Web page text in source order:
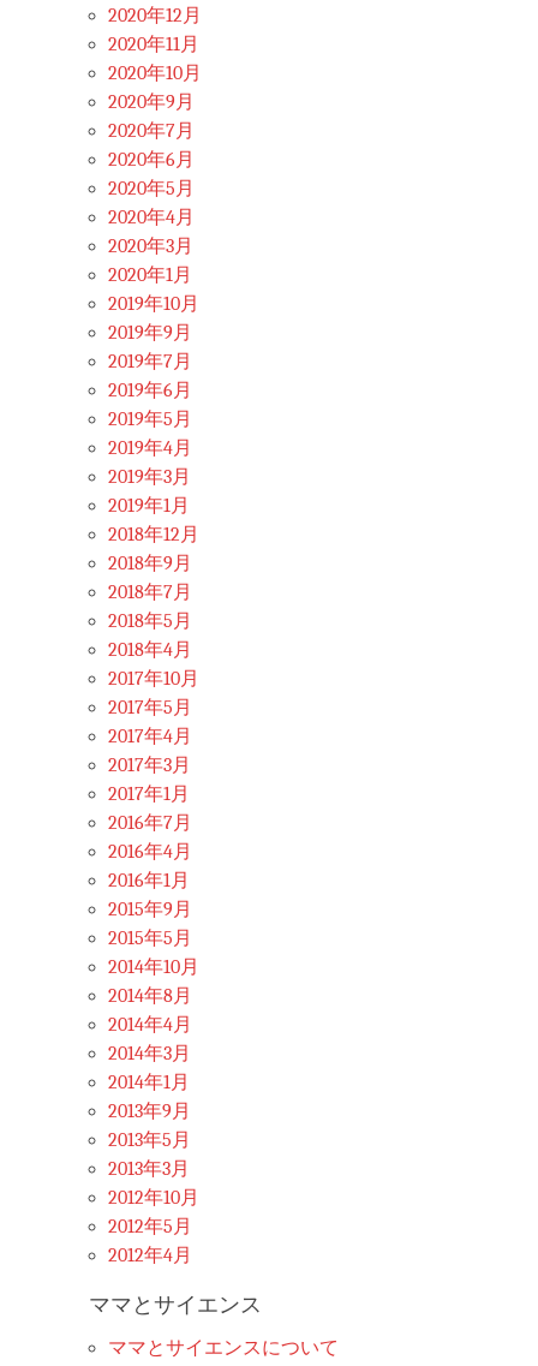
2020年12月
2020年11月
2020年10月
2020年9月
2020年7月
2020年6月
2020年5月
2020年4月
2020年3月
2020年1月
2019年10月
2019年9月
2019年7月
2019年6月
2019年5月
2019年4月
2019年3月
2019年1月
2018年12月
2018年9月
2018年7月
2018年5月
2018年4月
2017年10月
2017年5月
2017年4月
2017年3月
2017年1月
2016年7月
2016年4月
2016年1月
2015年9月
2015年5月
2014年10月
2014年8月
2014年4月
2014年3月
2014年1月
2013年9月
2013年5月
2013年3月
2012年10月
2012年5月
2012年4月
ママとサイエンス
ママとサイエンスについて